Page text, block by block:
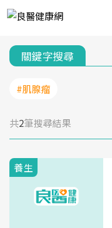
關鍵字搜尋
#肌腺瘤
共2筆搜尋結果
養生